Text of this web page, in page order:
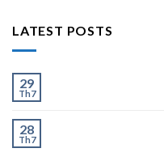
LATEST POSTS
29
Th7
28
Th7